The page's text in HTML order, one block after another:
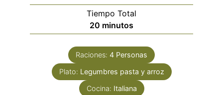
Tiempo Total
20 minutos
minutos
Raciones: 4 Personas
Plato: Legumbres pasta y arroz
Cocina: Italiana